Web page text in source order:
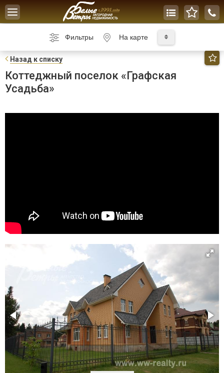
Toggle
navigation
Фильтры На карте
Назад к списку
Коттеджный поселок «Графская
Усадьба»